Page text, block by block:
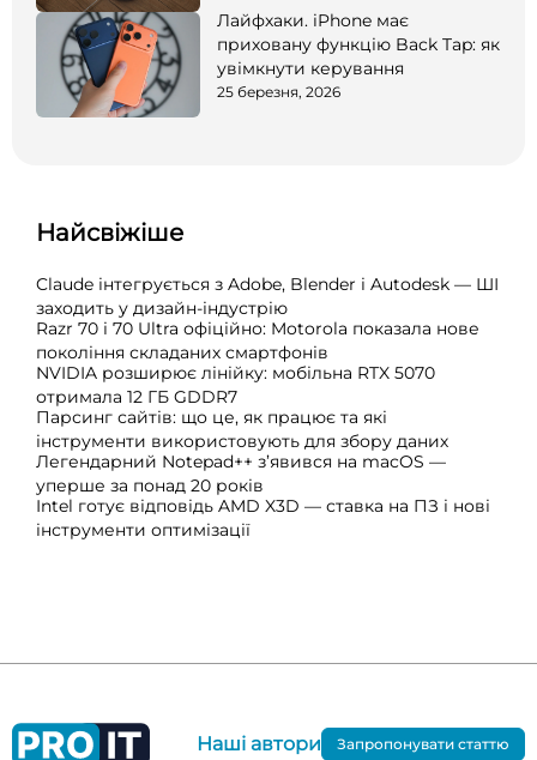
Лайфхаки. iPhone має
приховану функцію Back Tap: як
увімкнути керування
25 березня, 2026
Найсвіжіше
Claude інтегрується з Adobe, Blender і Autodesk — ШІ
заходить у дизайн-індустрію
Razr 70 і 70 Ultra офіційно: Motorola показала нове
покоління складаних смартфонів
NVIDIA розширює лінійку: мобільна RTX 5070
отримала 12 ГБ GDDR7
Парсинг сайтів: що це, як працює та які
інструменти використовують для збору даних
Легендарний Notepad++ з’явився на macOS —
уперше за понад 20 років
Intel готує відповідь AMD X3D — ставка на ПЗ і нові
інструменти оптимізації
Наші автори Запропонувати статтю